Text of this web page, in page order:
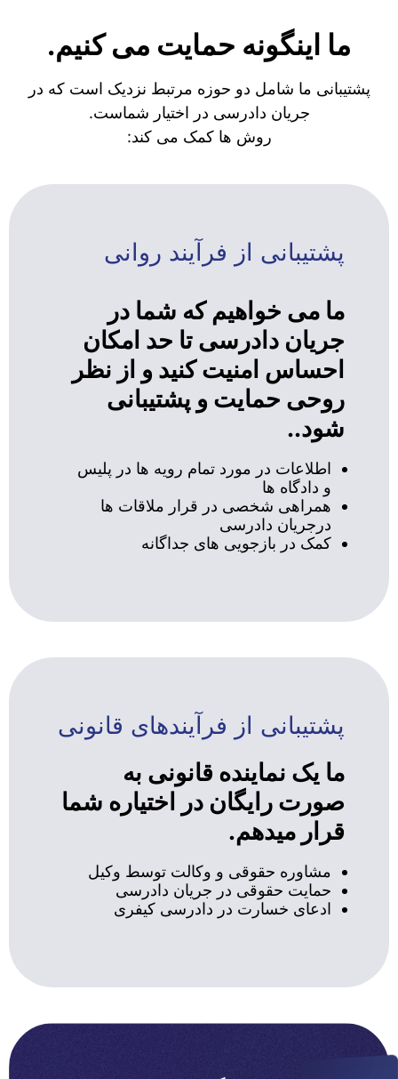
ما اینگونه حمایت می کنیم.
پشتیبانی ما شامل دو حوزه مرتبط نزدیک است که در
جریان دادرسی در اختیار شماست.
روش ها کمک می کند:
پشتیبانی از فرآیند روانی
ما می خواهیم که شما در
جریان دادرسی تا حد امکان
احساس امنیت کنید و از نظر
روحی حمایت و پشتیبانی
شود..
اطلاعات در مورد تمام رویه ها در پلیس
و دادگاه ها
همراهی شخصی در قرار ملاقات ها
درجریان دادرسی
کمک در بازجویی های جداگانه
پشتیبانی از فرآیندهای قانونی
ما یک نماینده قانونی به
صورت رایگان در اختیاره شما
قرار میدهم.
مشاوره حقوقی و وکالت توسط وکیل
حمایت حقوقی در جریان دادرسی
ادعای خسارت در دادرسی کیفری